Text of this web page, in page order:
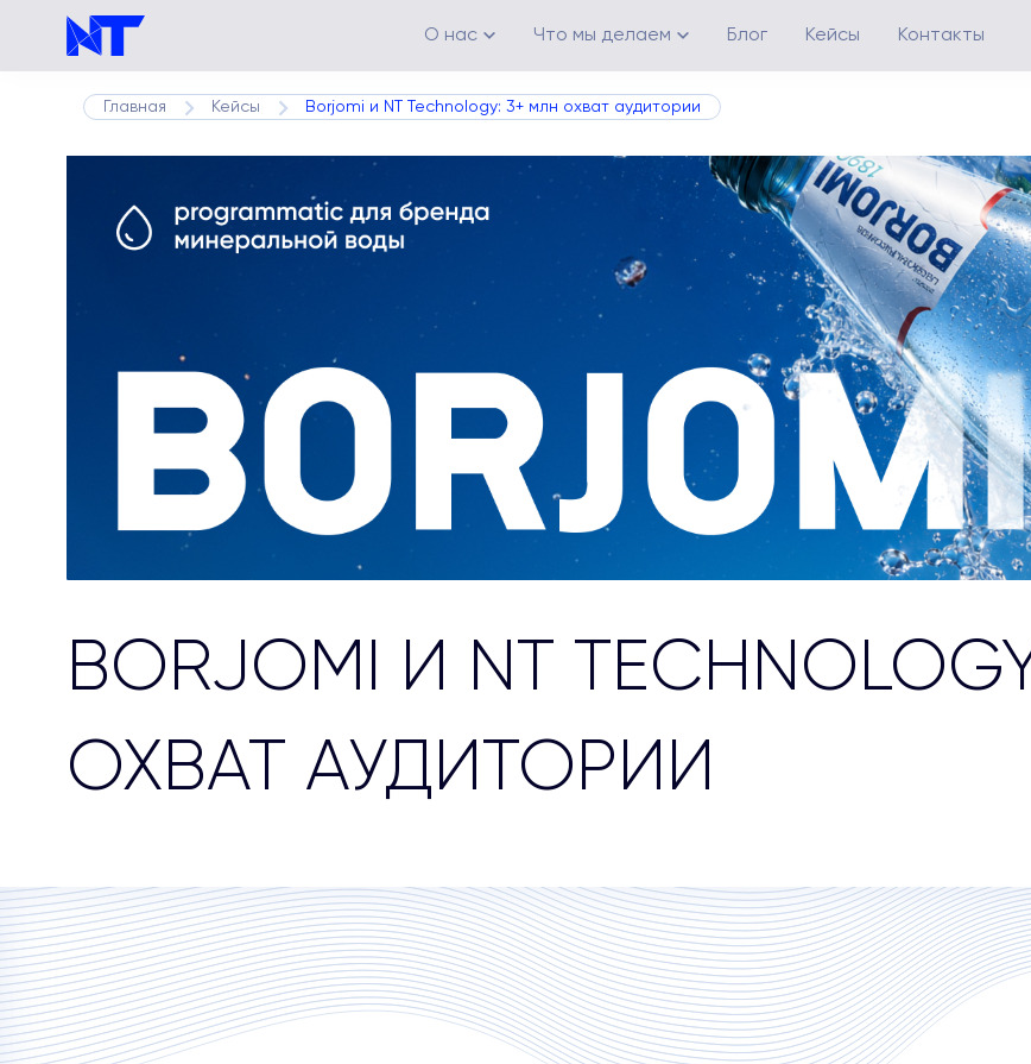
О нас Что мы делаем
Каналы Creative Ecosystem
Блог Кейсы Контакты
Главная Кейсы Borjomi и NT Technology: 3+ млн охват аудитории
BORJOMI И NT
ОХВАТ АУДИТОРИИ